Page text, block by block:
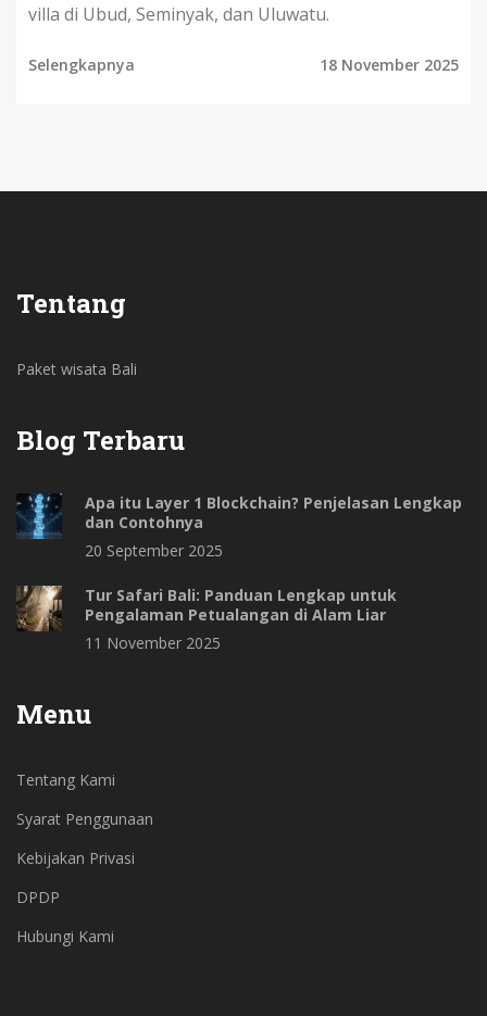
villa di Ubud, Seminyak, dan Uluwatu.
Selengkapnya 18 November 2025
Tentang
Paket wisata Bali
Blog Terbaru
Apa itu Layer 1 Blockchain? Penjelasan Lengkap
dan Contohnya
20 September 2025
Tur Safari Bali: Panduan Lengkap untuk
Pengalaman Petualangan di Alam Liar
11 November 2025
Menu
Tentang Kami
Syarat Penggunaan
Kebijakan Privasi
DPDP
Hubungi Kami